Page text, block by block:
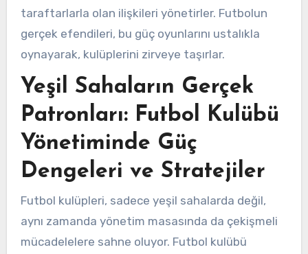
taraftarlarla olan ilişkileri yönetirler. Futbolun
gerçek efendileri, bu güç oyunlarını ustalıkla
oynayarak, kulüplerini zirveye taşırlar.
Yeşil Sahaların Gerçek
Patronları: Futbol Kulübü
Yönetiminde Güç
Dengeleri ve Stratejiler
Futbol kulüpleri, sadece yeşil sahalarda değil,
aynı zamanda yönetim masasında da çekişmeli
mücadelelere sahne oluyor. Futbol kulübü